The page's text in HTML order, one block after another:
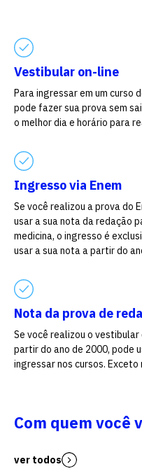
Vestibular on-line
Para ingressar em um curso
pode fazer sua prova sem
o melhor dia e horário para
Ingresso via Enem
Se você realizou a prova do
usar a sua nota da redação
medicina, o ingresso é
usar a sua nota a partir do
Nota da prova de
Se você realizou o
partir do ano de 2000, pode
ingressar nos cursos. Exceto
Com quem você
ver todos
vagas a